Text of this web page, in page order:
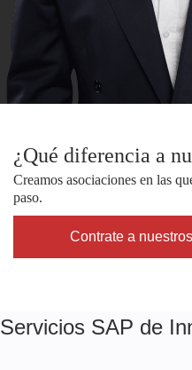
¿Qué diferencia a
Creamos asociaciones en las
paso.
Contrate a
Servicios SAP de